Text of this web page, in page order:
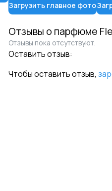
Загрузить главное фото
Отзывы о парфюме
Отзывы пока отсутствуют.
Оставить отзыв:
Чтобы оставить отзыв,